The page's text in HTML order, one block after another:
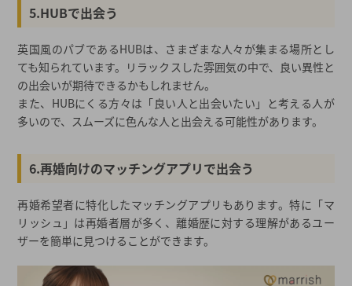
5.HUBで出会う
英国風のパブであるHUBは、さまざまな人々が集まる場所とし
ても知られています。リラックスした雰囲気の中で、良い異性と
の出会いが期待できるかもしれません。
また、HUBにくる方々は「良い人と出会いたい」と考える人が
多いので、スムーズに色んな人と出会える可能性があります。
6.再婚向けのマッチングアプリで出会う
再婚希望者に特化したマッチングアプリもあります。特に「マ
リッシュ」は再婚者層が多く、離婚歴に対する理解があるユー
ザーを簡単に見つけることができます。